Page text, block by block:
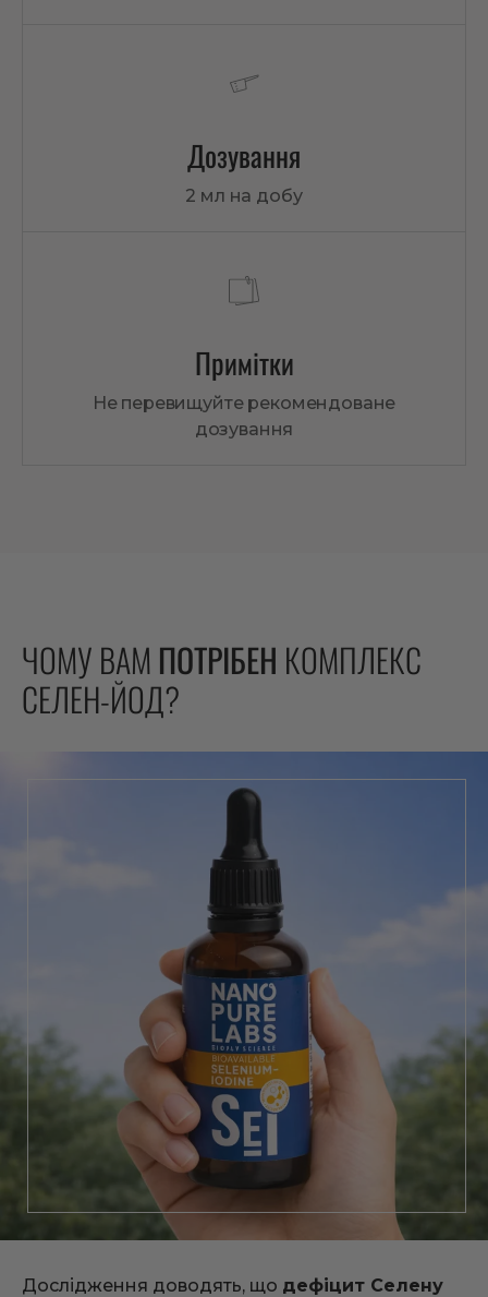
Дозування
2 мл на добу
Примітки
Не перевищуйте рекомендоване
дозування
Дослідження доводять, що дефіцит Селену
ЧОМУ ВАМ ПОТРІБЕН КОМПЛЕКС
СЕЛЕН-ЙОД?